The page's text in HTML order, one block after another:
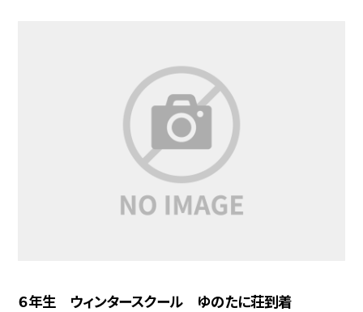
６年生 ウィンタースクール ゆのたに荘到着